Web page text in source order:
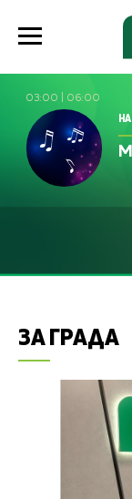
03:00 06:00
ЗА ГРАДА